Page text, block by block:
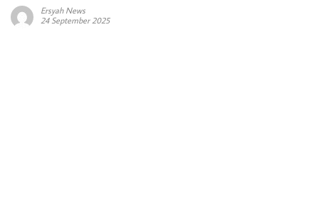
Ersyah News
24 September 2025